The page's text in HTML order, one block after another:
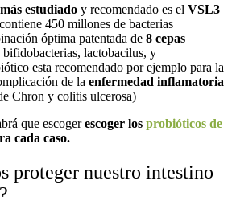
estudiado y recomendado es el VSL3
450 millones de bacterias
óptima patentada de 8 cepas
bifidobacterias, lactobacilus, y
esta recomendado por ejemplo para la
de la enfermedad inflamatoria
Chron y colitis ulcerosa)
que escogerescoger los probióticos de
cada caso.
proteger nuestro intestino